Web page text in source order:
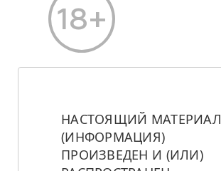
НАСТОЯЩИЙ МАТЕРИАЛ
(ИНФОРМАЦИЯ)
ПРОИЗВЕДЕН И (ИЛИ)